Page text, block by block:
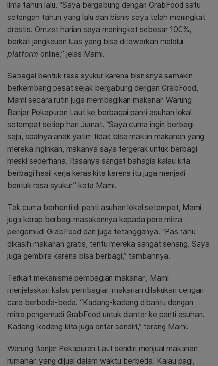
lima tahun lalu. “Saya bergabung dengan GrabFood satu
setengah tahun yang lalu dan bisnis saya telah meningkat
drastis. Omzet harian saya meningkat sebesar 100%,
berkat jangkauan luas yang bisa ditawarkan melalui
platform online,” jelas Mami.
Sebagai bentuk rasa syukur karena bisnisnya semakin
berkembang pesat sejak bergabung dengan GrabFood,
Mami secara rutin juga membagikan makanan Warung
Banjar Pekapuran Laut ke berbagai panti asuhan lokal
setempat setiap hari Jumat. “Saya cuma ingin berbagi
saja, soalnya anak yatim tidak bisa makan makanan yang
mereka inginkan, makanya saya tergerak untuk berbagi
meski sederhana. Rasanya sangat bahagia kalau kita
berbagi hasil kerja keras kita karena itu juga menjadi
bentuk rasa syukur,” kata Mami.
Tak cuma berhenti di panti asuhan lokal setempat, Mami
juga kerap berbagi masakannya kepada para mitra
pengemudi GrabFood dan juga tetangganya. “Pas tahu
dikasih makanan gratis, tentu mereka sangat senang. Saya
juga gembira karena bisa berbagi,” tambahnya.
Terkait mekanisme pembagian makanan, Mami
menjelaskan kalau pembagian makanan dilakukan dengan
cara berbeda-beda. “Kadang-kadang dibantu dengan
mitra pengemudi GrabFood untuk diantar ke panti asuhan.
Kadang-kadang kita juga antar sendiri,” terang Mami.
Warung Banjar Pekapuran Laut sendiri menjual makanan
rumahan yang dijual dalam waktu berbeda. Kalau pagi,